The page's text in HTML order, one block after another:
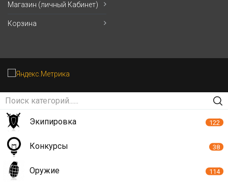
Магазин (личный Кабинет)
Корзина
Экипировка 122
Конкурсы 38
Оружие 114